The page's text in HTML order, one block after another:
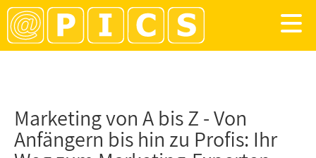
Marketing von A bis Z - Von
Anfängern bis hin zu Profis: Ihr